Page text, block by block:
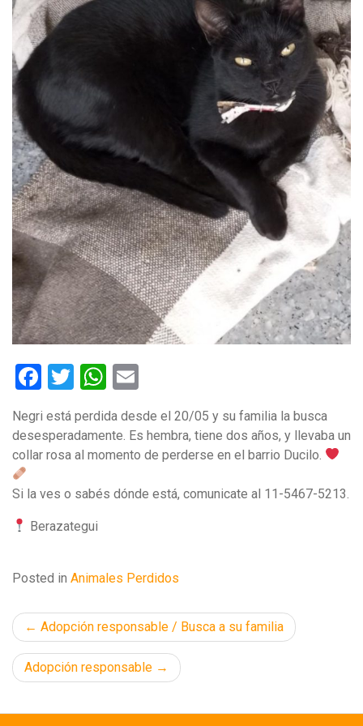
Facebook
TwitterWhatsApp
Negri está perdida desde el 20/05 y su familia la busca
desesperadamente. Es hembra, tiene dos años, y llevaba un
collar rosa al momento de perderse en el barrio Ducilo.
Si la ves o sabés dónde está, comunicate al 11-5467-5213.
Berazategui
Posted in Animales Perdidos
Navegación
de
entradas
Adopción responsable / Busca a su familia
Adopción responsable